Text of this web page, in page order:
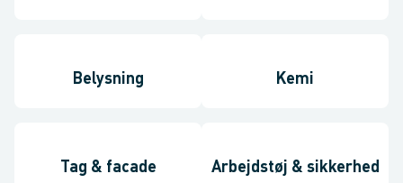
Belysning Kemi
Tag & facade Arbejdstøj & sikkerhed